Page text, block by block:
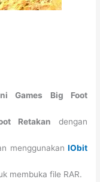
Games Big Foot
Retakan dengan
menggunakan IObit
membuka file RAR.